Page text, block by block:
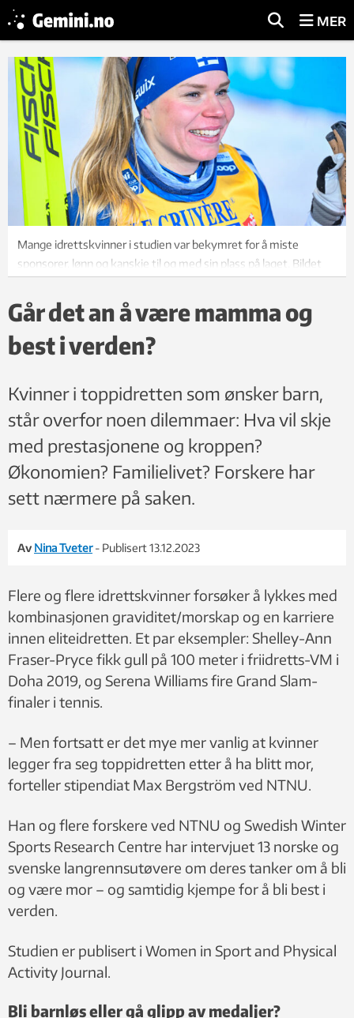
MER
Mange idrettskvinner i studien var bekymret for å miste
sponsorer, lønn og kanskje til og med sin plass på laget. Bildet
med i undersøkelsen. Foto: EPA/Kimmo Brandt/NTB
Går det an å være mamma og
best i verden?
Kvinner i toppidretten som ønsker barn,
står overfor noen dilemmaer: Hva vil skje
med prestasjonene og kroppen?
Økonomien? Familielivet? Forskere har
sett nærmere på saken.
Av Nina Tveter - Publisert 13.12.2023
Flere og flere idrettskvinner forsøker å lykkes med
kombinasjonen graviditet/morskap og en karriere
innen eliteidretten. Et par eksempler: Shelley-Ann
Fraser-Pryce fikk gull på 100 meter i friidretts-VM i
Doha 2019, og Serena Williams fire Grand Slam-
finaler i tennis.
– Men fortsatt er det mye mer vanlig at kvinner
legger fra seg toppidretten etter å ha blitt mor,
forteller stipendiat Max Bergström ved NTNU.
Han og flere forskere ved NTNU og Swedish Winter
Sports Research Centre har intervjuet 13 norske og
svenske langrennsutøvere om deres tanker om å bli
og være mor – og samtidig kjempe for å bli best i
verden.
Studien er publisert i Women in Sport and Physical
Activity Journal.
Bli barnløs eller gå glipp av medaljer?